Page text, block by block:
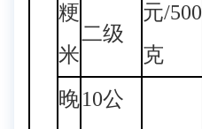
粳
米
二级
元/500
克
晚10公